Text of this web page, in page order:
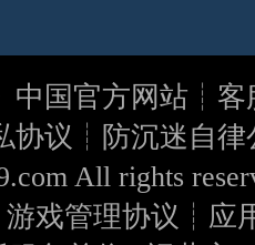
中国官方网站┊客
协议 ┊ 防沉迷自律
All rights
游戏管理协议 ┊ 应